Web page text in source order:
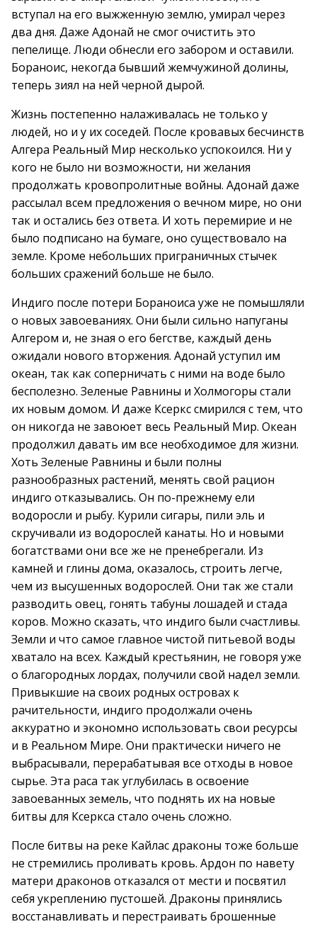
вступал на его выжженную землю, умирал через
два дня. Даже Адонай не смог очистить это
пепелище. Люди обнесли его забором и оставили.
Бораноис, некогда бывший жемчужиной долины,
теперь зиял на ней черной дырой.
Жизнь постепенно налаживалась не только у
людей, но и у их соседей. После кровавых бесчинств
Алгера Реальный Мир несколько успокоился. Ни у
кого не было ни возможности, ни желания
продолжать кровопролитные войны. Адонай даже
рассылал всем предложения о вечном мире, но они
так и остались без ответа. И хоть перемирие и не
было подписано на бумаге, оно существовало на
земле. Кроме небольших приграничных стычек
больших сражений больше не было.
Индиго после потери Бораноиса уже не помышляли
о новых завоеваниях. Они были сильно напуганы
Алгером и, не зная о его бегстве, каждый день
ожидали нового вторжения. Адонай уступил им
океан, так как соперничать с ними на воде было
бесполезно. Зеленые Равнины и Холмогоры стали
их новым домом. И даже Ксеркс смирился с тем, что
он никогда не завоюет весь Реальный Мир. Океан
продолжил давать им все необходимое для жизни.
Хоть Зеленые Равнины и были полны
разнообразных растений, менять свой рацион
индиго отказывались. Он по-прежнему ели
водоросли и рыбу. Курили сигары, пили эль и
скручивали из водорослей канаты. Но и новыми
богатствами они все же не пренебрегали. Из
камней и глины дома, оказалось, строить легче,
чем из высушенных водорослей. Они так же стали
разводить овец, гонять табуны лошадей и стада
коров. Можно сказать, что индиго были счастливы.
Земли и что самое главное чистой питьевой воды
хватало на всех. Каждый крестьянин, не говоря уже
о благородных лордах, получили свой надел земли.
Привыкшие на своих родных островах к
рачительности, индиго продолжали очень
аккуратно и экономно использовать свои ресурсы
и в Реальном Мире. Они практически ничего не
выбрасывали, перерабатывая все отходы в новое
сырье. Эта раса так углубилась в освоение
завоеванных земель, что поднять их на новые
битвы для Ксеркса стало очень сложно.
После битвы на реке Кайлас драконы тоже больше
не стремились проливать кровь. Ардон по навету
матери драконов отказался от мести и посвятил
себя укреплению пустошей. Драконы принялись
восстанавливать и перестраивать брошенные